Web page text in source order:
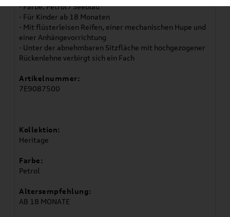
- Farbe: Petrol / Seeblau
- Für Kinder ab 18 Monaten
- Mit flüsterleisen Reifen, einer mechanischen Hupe und
einer Anhängevorrichtung
- Unter der abnehmbaren Sitzfläche mit hochgezogener
Rückenlehne verbirgt sich ein Fach
Artikelnummer:
7E9087500
Kollektion:
Heritage
Farbe:
Petrol
Altersempfehlung:
AB 18 MONATE